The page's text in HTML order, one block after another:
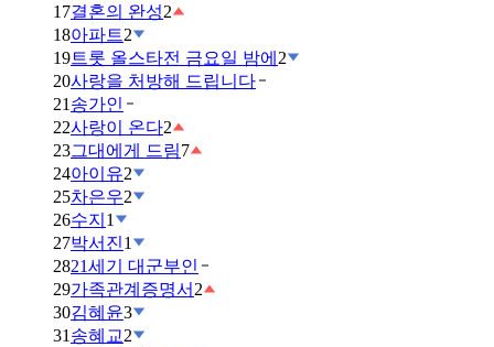
17결혼의 완성2
18아파트2
19트롯 올스타전 금요일 밤에 2
20사랑을 처방해 드립니다
21 송가인
22사랑이 온다2
23그대에게 드림7
24아이유2
25차은우2
26수지 1
27박서진1
2821세기 대군부인
29가족관계증명서 2
30김혜윤3
31 송혜교2